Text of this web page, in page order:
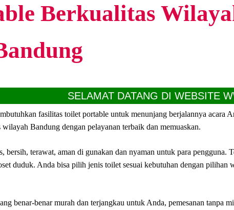
Berkualitas
SELAMAT DATANG DI WEBSITE
fasilitas toilet portable untuk menunjang berjalannya acara
Bandung dengan pelayanan terbaik dan memuaskan.
terawat, aman di gunakan dan nyaman untuk para pengguna.
duduk. Anda bisa pilih jenis toilet sesuai kebutuhan dengan pilihan
benar-benar murah dan terjangkau untuk Anda, pemesanan tanpa